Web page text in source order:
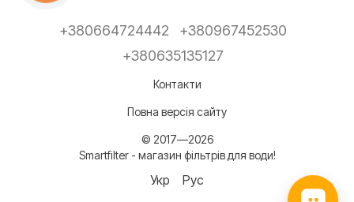
+380664724442
+380967452530
+380635135127
Контакти
Повна версія сайту
© 2017—2026
Smartfilter - магазин фільтрів для води!
Укр Рус